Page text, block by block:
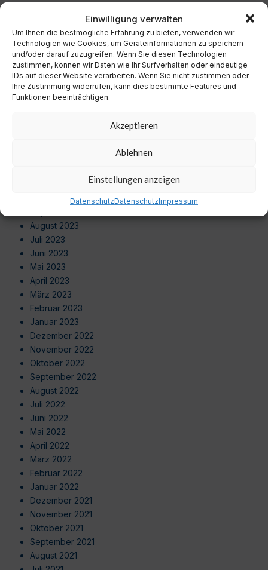
Einwilligung verwalten
Um Ihnen die bestmögliche Erfahrung zu bieten, verwenden wir
Technologien wie Cookies, um Geräteinformationen zu speichern
und/oder darauf zuzugreifen. Wenn Sie diesen Technologien
zustimmen, können wir Daten wie Ihr Surfverhalten oder eindeutige
IDs auf dieser Website verarbeiten. Wenn Sie nicht zustimmen oder
Ihre Zustimmung widerrufen, kann dies bestimmte Features und
Funktionen beeinträchtigen.
Akzeptieren
Ablehnen
Einstellungen anzeigen
DatenschutzDatenschutzImpressum
Dezember 2024
November 2024
Oktober 2024
September 2024
August 2024
Juli 2024
Juni 2024
Mai 2024
November 2023
Oktober 2023
August 2023
Juli 2023
Juni 2023
Mai 2023
April 2023
März 2023
Februar 2023
Januar 2023
Dezember 2022
November 2022
Oktober 2022
September 2022
August 2022
Juli 2022
Juni 2022
Mai 2022
April 2022
März 2022
Februar 2022
Januar 2022
Dezember 2021
November 2021
Oktober 2021
September 2021
August 2021